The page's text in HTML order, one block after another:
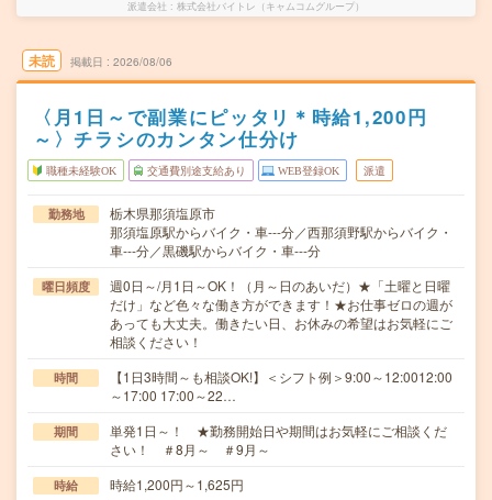
派遣会社 株式会社バイトレ（キャムコムグループ）
未読 掲載日 2026/08/06
〈月1日～で副業にピッタリ＊時給1,200円
～〉チラシのカンタン仕分け
職種未経験OK 交通費別途支給あり WEB登録OK 派遣
勤務地
栃木県那須塩原市
那須塩原駅からバイク・車---分／西那須野駅からバイク・
車---分／黒磯駅からバイク・車---分
曜日頻度
週0日～/月1日～OK！（月～日のあいだ）★「土曜と日曜
だけ」など色々な働き方ができます！★お仕事ゼロの週が
あっても大丈夫。働きたい日、お休みの希望はお気軽にご
相談ください！
時間
【1日3時間～も相談OK!】＜シフト例＞9:00～12:0012:00
～17:00 17:00～22…
期間
単発1日～！ ★勤務開始日や期間はお気軽にご相談くだ
さい！ ＃8月～ ＃9月～
時給 時給1,200円～1,625円